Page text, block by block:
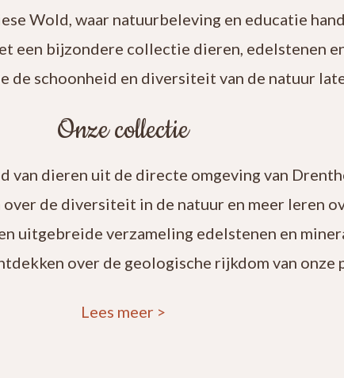
Wold, waar natuurbeleving en educatie
een bijzondere collectie dieren, edelstenen
de schoonheid en diversiteit van de natuur
Onze collectie
van dieren uit de directe omgeving van
de diversiteit in de natuur en meer leren
uitgebreide verzameling edelstenen en
over de geologische rijkdom van onze
Lees meer >